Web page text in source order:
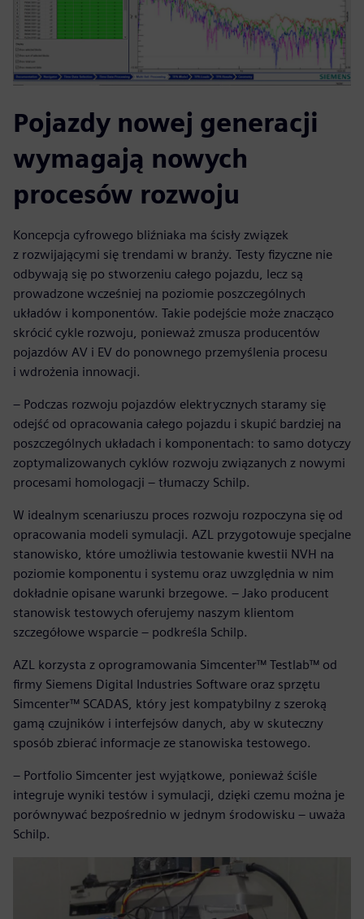
Pojazdy nowej generacji
wymagają nowych
procesów rozwoju
Koncepcja cyfrowego bliźniaka ma ścisły związek
z rozwijającymi się trendami w branży. Testy fizyczne nie
odbywają się po stworzeniu całego pojazdu, lecz są
prowadzone wcześniej na poziomie poszczególnych
układów i komponentów. Takie podejście może znacząco
skrócić cykle rozwoju, ponieważ zmusza producentów
pojazdów AV i EV do ponownego przemyślenia procesu
i wdrożenia innowacji.
– Podczas rozwoju pojazdów elektrycznych staramy się
odejść od opracowania całego pojazdu i skupić bardziej na
poszczególnych układach i komponentach: to samo dotyczy
zoptymalizowanych cyklów rozwoju związanych z nowymi
procesami homologacji – tłumaczy Schilp.
W idealnym scenariuszu proces rozwoju rozpoczyna się od
opracowania modeli symulacji. AZL przygotowuje specjalne
stanowisko, które umożliwia testowanie kwestii NVH na
poziomie komponentu i systemu oraz uwzględnia w nim
dokładnie opisane warunki brzegowe. – Jako producent
stanowisk testowych oferujemy naszym klientom
szczegółowe wsparcie – podkreśla Schilp.
AZL korzysta z oprogramowania Simcenter™ Testlab™ od
firmy Siemens Digital Industries Software oraz sprzętu
Simcenter™ SCADAS, który jest kompatybilny z szeroką
gamą czujników i interfejsów danych, aby w skuteczny
sposób zbierać informacje ze stanowiska testowego.
– Portfolio Simcenter jest wyjątkowe, ponieważ ściśle
integruje wyniki testów i symulacji, dzięki czemu można je
porównywać bezpośrednio w jednym środowisku – uważa
Schilp.